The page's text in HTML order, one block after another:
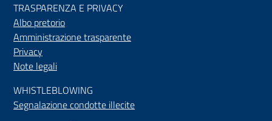
TRASPARENZA E PRIVACY
Albo pretorio
Amministrazione trasparente
Privacy
Note legali
WHISTLEBLOWING
Segnalazione condotte illecite